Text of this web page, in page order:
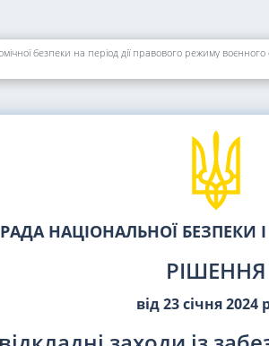
безпеки на період дії правового режиму воєнного
РАДА НАЦІОНАЛЬНОЇ БЕЗПЕКИ
РІШЕННЯ
від 23 січня 2024